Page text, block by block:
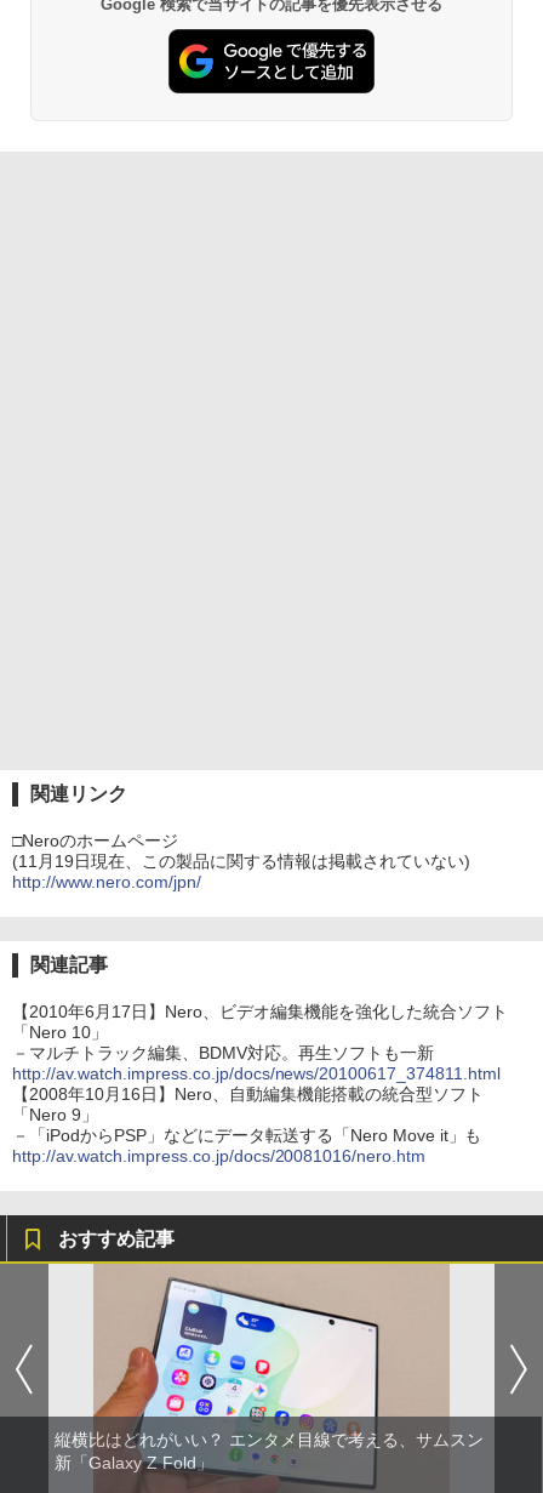
Google 検索で当サイトの記事を優先表示させる
関連リンク
□Neroのホームページ
(11月19日現在、この製品に関する情報は掲載されていない)
http://www.nero.com/jpn/
関連記事
【2010年6月17日】Nero、ビデオ編集機能を強化した統合ソフト
「Nero 10」
－マルチトラック編集、BDMV対応。再生ソフトも一新
http://av.watch.impress.co.jp/docs/news/20100617_374811.html
【2008年10月16日】Nero、自動編集機能搭載の統合型ソフト
「Nero 9」
－「iPodからPSP」などにデータ転送する「Nero Move it」も
http://av.watch.impress.co.jp/docs/20081016/nero.htm
おすすめ記事
縦横比はどれがいい？ エンタメ目線で考える、サムスン
新「Galaxy Z Fold」